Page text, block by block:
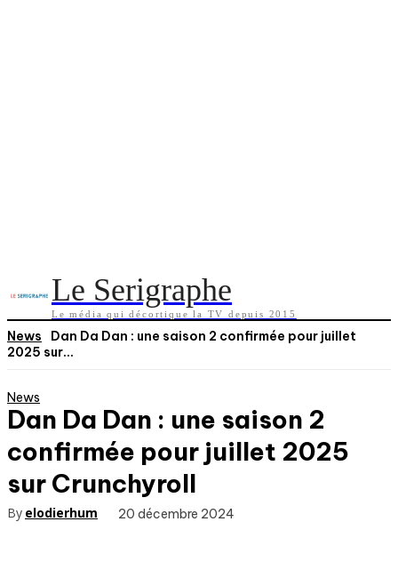
Le Serigraphe
Le média qui décortique la TV depuis 2015
News
Dan Da Dan : une saison 2 confirmée pour juillet
2025 sur...
News
Dan Da Dan : une saison 2
confirmée pour juillet 2025
sur Crunchyroll
By elodierhum 20 décembre 2024